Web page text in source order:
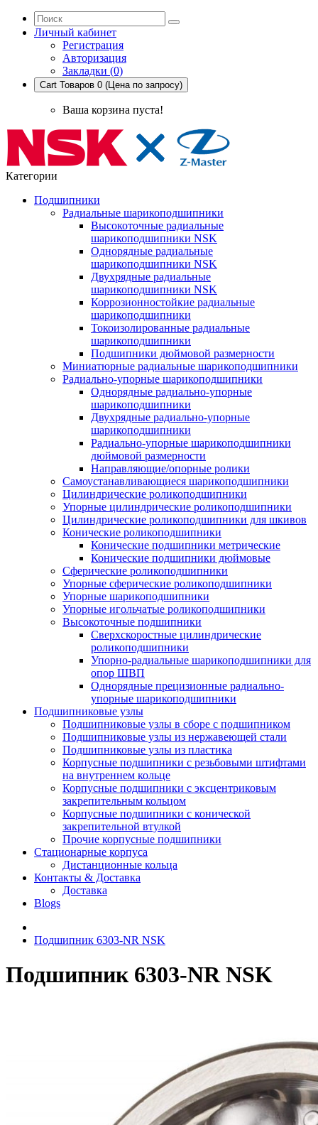
Личный кабинет
Регистрация
Авторизация
Закладки (0)
Cart Товаров 0 (Цена по запросу)
Ваша корзина пуста!
Категории
Подшипники
Радиальные шарикоподшипники
Высокоточные радиальные
шарикоподшипники NSK
Однорядные радиальные
шарикоподшипники NSK
Двухрядные радиальные
шарикоподшипники NSK
Коррозионностойкие радиальные
шарикоподшипники
Токоизолированные радиальные
шарикоподшипники
Подшипники дюймовой размерности
Миниатюрные радиальные шарикоподшипники
Радиально-упорные шарикоподшипники
Однорядные радиально-упорные
шарикоподшипники
Двухрядные радиально-упорные
шарикоподшипники
Радиально-упорные шарикоподшипники
дюймовой размерности
Направляющие/опорные ролики
Самоустанавливающиеся шарикоподшипники
Цилиндрические роликоподшипники
Упорные цилиндрические роликоподшипники
Цилиндрические роликоподшипники для шкивов
Конические роликоподшипники
Конические подшипники метрические
Конические подшипники дюймовые
Сферические роликоподшипники
Упорные сферические роликоподшипники
Упорные шарикоподшипники
Упорные игольчатые роликоподшипники
Высокоточные подшипники
Сверхскоростные цилиндрические
роликоподшипники
Упорно-радиальные шарикоподшипники для
опор ШВП
Однорядные прецизионные радиально-
упорные шарикоподшипники
Подшипниковые узлы
Подшипниковые узлы в сборе с подшипником
Подшипниковые узлы из нержавеющей стали
Подшипниковые узлы из пластика
Корпусные подшипники с резьбовыми штифтами
на внутреннем кольце
Корпусные подшипники с эксцентриковым
закрепительным кольцом
Корпусные подшипники с конической
закрепительной втулкой
Прочие корпусные подшипники
Стационарные корпуса
Дистанционные кольца
Контакты & Доставка
Доставка
Blogs
Подшипник 6303-NR NSK
Подшипник 6303-NR NSK